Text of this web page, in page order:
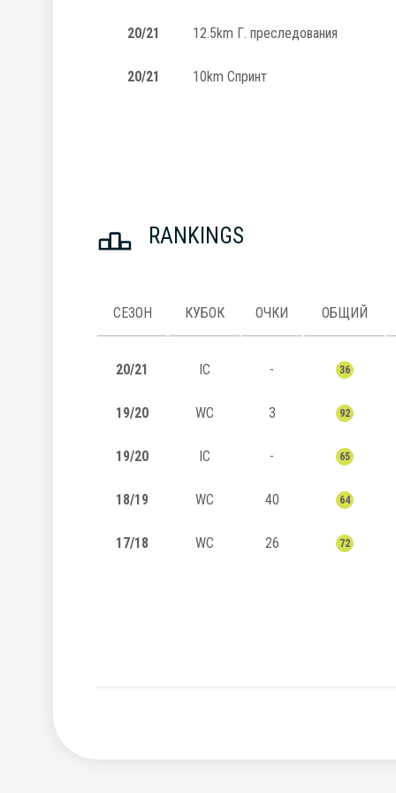
20/21 12.5km Г. преследования
20/21 10km Спринт
RANKINGS
СЕЗОН КУБОК ОЧКИ ОБЩИЙ
20/21 IC - 36
19/20 WC 3 92
19/20 IC - 65
18/19 WC 40 64
17/18 WC 26 72